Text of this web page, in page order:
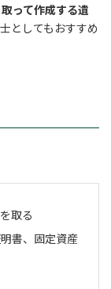
って作成する遺
としてもおすすめ
取る
書、固定資産